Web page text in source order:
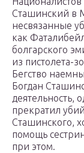
Сташинский в
несвязанные
как
болгарского
из пистолета-
Бегство
Богдан
деятельность,
прекратил
Сташинского,
помощь
при этом.